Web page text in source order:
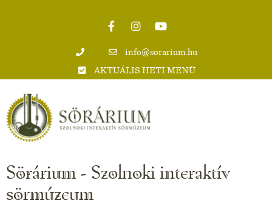
info@sorarium.hu
AKTUÁLIS HETI MENÜ
Sörárium - Szolnoki interaktív
sörmúzeum